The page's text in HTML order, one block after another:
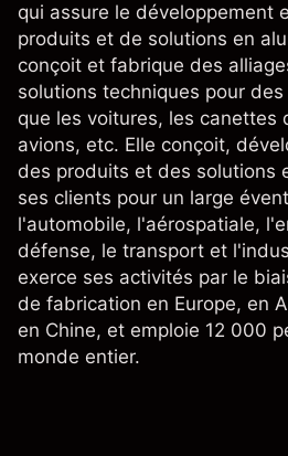
qui assure le développement
produits et de solutions en
conçoit et fabrique des
solutions techniques pour
que les voitures, les canettes
avions, etc. Elle conçoit,
des produits et des solutions
ses clients pour un large
l'automobile, l'aérospatiale,
défense, le transport et
exerce ses activités par le
de fabrication en Europe, en
en Chine, et emploie 12 000
monde entier.